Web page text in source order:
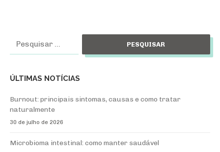
Pesquisar
por:
ÚLTIMAS NOTÍCIAS
Burnout: principais sintomas, causas e como tratar
naturalmente
30 de julho de 2026
Microbioma intestinal: como manter saudável